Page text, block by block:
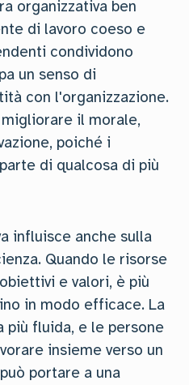
organizzativa ben
di lavoro coeso e
condividono
un senso di
con l'organizzazione.
il morale,
poiché i
di qualcosa di più
influisce anche sulla
Quando le risorse
e valori, è più
in modo efficace. La
più fluida, e le persone
insieme verso un
portare a una